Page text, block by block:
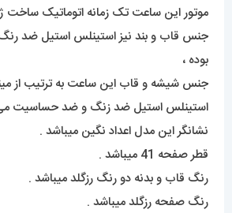
موتور این ساعت تک زمانه اتوماتیک ساخت
جنس قاب و بند نیز استینلس استیل ضد
بوده ،
جنس شیشه و قاب این ساعت به ترتیب از
استینلس استیل ضد زنگ و ضد حساسیت
نشانگر این مدل اعداد نگین میباشد .
قطر صفحه 41 میباشد .
رنگ قاب و بدنه دو رنگ رزگلد میباشد .
رنگ صفحه رزگلد میباشد .